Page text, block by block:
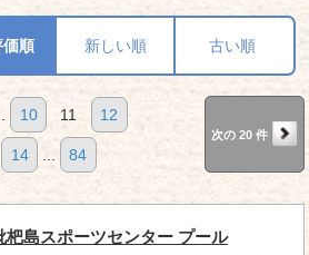
価順 新しい順 古い順
10 11 12
14 84
次の 20 件
杷島スポーツセンター プール